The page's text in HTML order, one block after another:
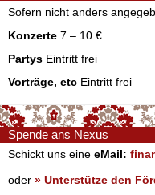
Sofern nicht anders
Konzerte 7 – 10 €
Partys Eintritt frei
Vorträge, etc Eintritt frei
Spende ans Nexus
Schickt uns eine eMail:
oder » Unterstütze den